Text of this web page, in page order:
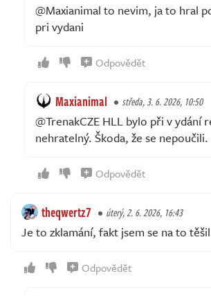
@Maxianimal to nevim, ja to hral
pri vydani
Odpovědět
Maxianimal středa, 3. 6. 2026, 10:50
@TrenakCZE HLL bylo při v ydání
nehratelný. Škoda, že se nepoučili.
Odpovědět
theqwertz7 úterý, 2. 6. 2026, 16:43
Je to zklamání, fakt jsem se na to
Odpovědět